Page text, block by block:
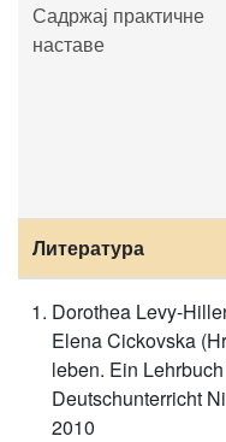
Садржај практичне
наставе
Литература
Dorothea Levy-
Elena Cickovska
leben. Ein
Deutschunterricht
2010